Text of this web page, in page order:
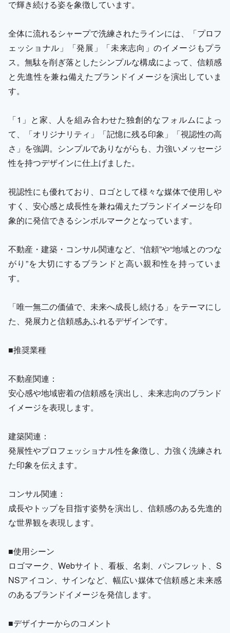
で輝き続ける姿を象徴しています。
全体に流れるシャープで洗練されたラインには、「プロフ
ェッショナル」「発展」「未来志向」のイメージもプラ
ス。無駄を削ぎ落としたシンプルな構成によって、信頼感
と先進性を兼ね備えたブランドイメージを演出していま
す。
「1」と家、人を組み合わせた独創的なフォルムによっ
て、「オリジナリティ」「記憶に残る印象」「視認性の高
さ」を強調。シンプルでありながらも、力強いメッセージ
性を持つデザインに仕上げました。
視認性にも優れており、ロゴとして様々な媒体で使用しや
すく、安心感と成長性を兼ね備えたブランドイメージを印
象的に発信できるシンボルマークとなっています。
不動産・建築・コンサル関連など、“信頼”や“地域とのつな
がり”を大切にするブランドと高い親和性を持っていま
す。
「唯一無二の価値で、未来へ成長し続ける」をテーマにし
た、発展力と信頼感あふれるデザインです。
■推奨業種
不動産関連：
安心感や地域密着の信頼感を演出し、未来志向のブランド
イメージを表現します。
建築関連：
発展性やプロフェッショナル性を象徴し、力強く洗練され
た印象を伝えます。
コンサル関連：
成長やトップを目指す姿勢を演出し、信頼感のある先進的
な世界観を表現します。
■使用シーン
ロゴマーク、Webサイト、看板、名刺、パンフレット、S
NSアイコン、サインなど、幅広い媒体で信頼感と未来感
のあるブランドイメージを発信します。
■デザイナーからのコメント